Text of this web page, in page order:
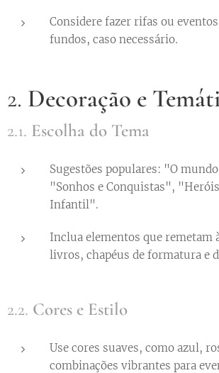
Considere fazer rifas ou
fundos, caso necessário.
2. Decoração e
2.1. Escolha do Tema
Sugestões populares: "O
"Sonhos e Conquistas",
Infantil".
Inclua elementos que remetam
livros, chapéus de formatura e
2.2. Cores e Estilo
Use cores suaves, como azul,
combinações vibrantes para